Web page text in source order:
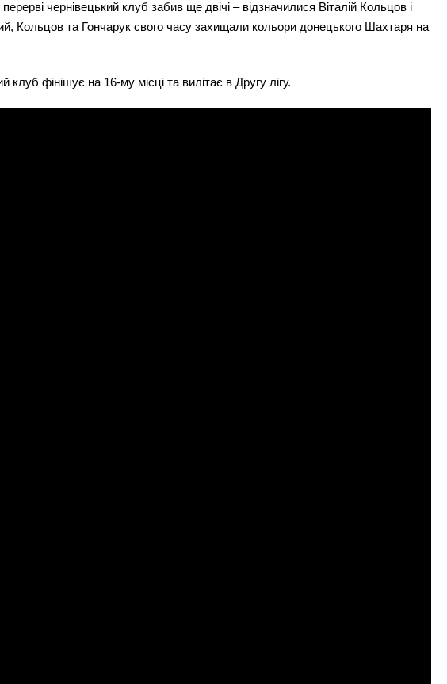
чернівецький клуб забив ще двічі – відзначилися Віталій Кольцов і
Кольцов та Гончарук свого часу захищали кольори донецького Шахтаря на
фінішує на 16-му місці та вилітає в Другу лігу.